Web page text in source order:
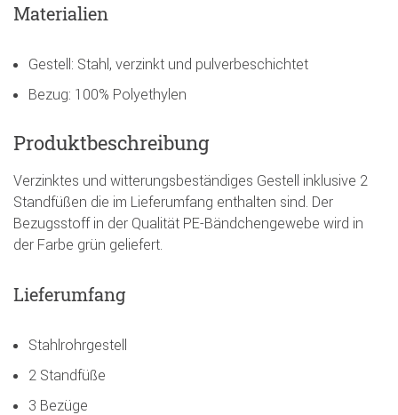
Materialien
Gestell: Stahl, verzinkt und pulverbeschichtet
Bezug: 100% Polyethylen
Produktbeschreibung
Verzinktes und witterungsbeständiges Gestell inklusive 2
Standfüßen die im Lieferumfang enthalten sind. Der
Bezugsstoff in der Qualität PE-Bändchengewebe wird in
der Farbe grün geliefert.
Lieferumfang
Stahlrohrgestell
2 Standfüße
3 Bezüge